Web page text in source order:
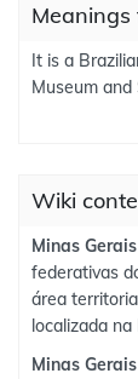
Meanings
It is a
Museum
Wiki
Minas Gerais
federativas
área
localizada
Minas